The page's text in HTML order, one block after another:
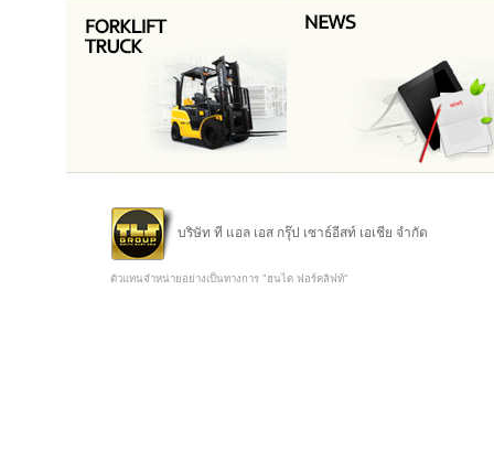
บริษัท ที แอล เอส กรุ๊ป เซาธ์อีสท์ เอเชีย จำกัด
ตัวแทนจำหน่ายอย่างเป็นทางการ "ฮุนได ฟอร์คลิฟท์"